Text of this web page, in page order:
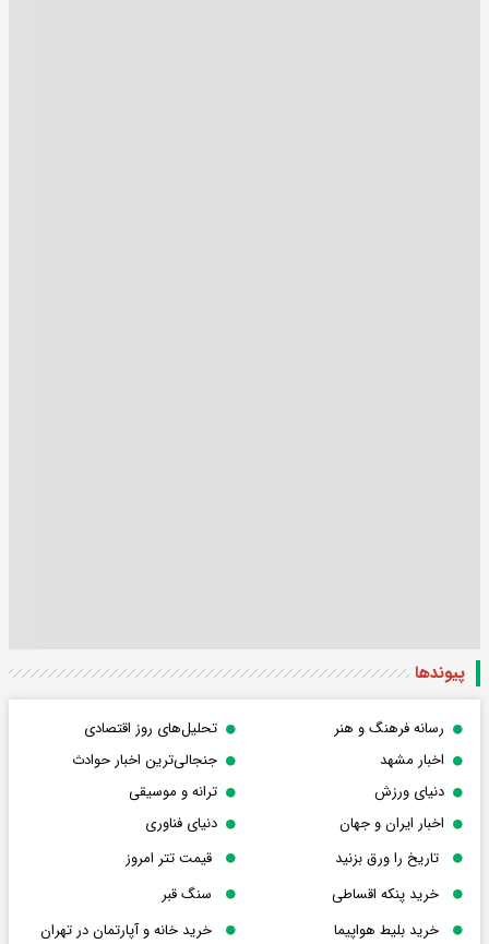
پیوندها
رسانه فرهنگ و هنر
تحلیل‌های روز اقتصادی
اخبار مشهد
جنجالی‌ترین اخبار حوادث
دنیای ورزش
ترانه و موسیقی
اخبار ایران و جهان
دنیای فناوری
تاریخ را ورق بزنید
قیمت تتر امروز
خرید پنکه اقساطی
سنگ قبر
خرید بلیط هواپیما
خرید خانه و آپارتمان در تهران